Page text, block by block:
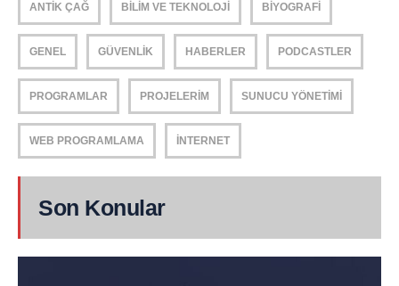
ANTIK ÇAĞ BILIM VE TEKNOLOJI BIYOGRAFI
GENEL GÜVENLIK HABERLER PODCASTLER
PROGRAMLAR PROJELERIM SUNUCU YÖNETIMI
WEB PROGRAMLAMA İNTERNET
Son Konular